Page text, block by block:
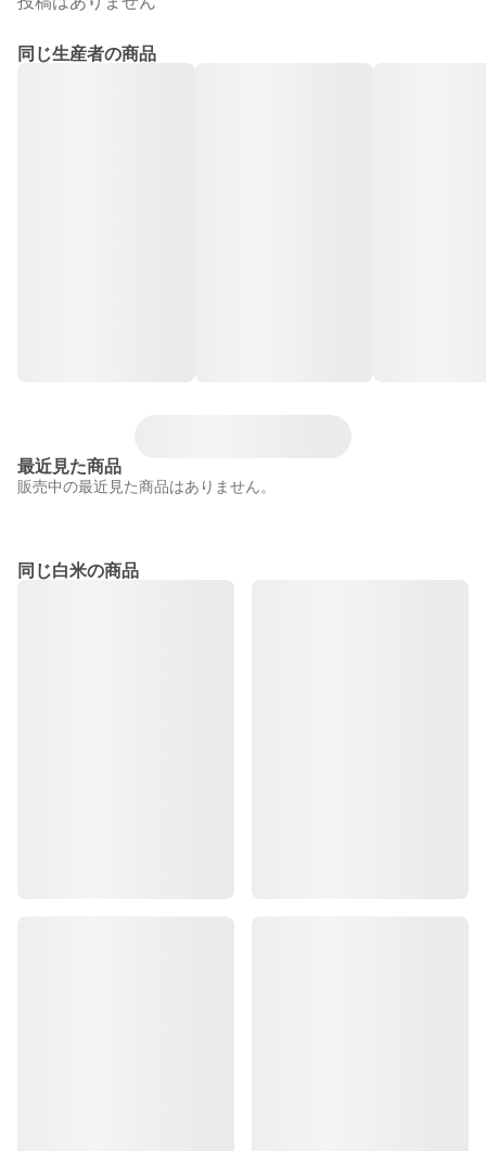
同じ生産者の商品
最近見た商品
販売中の最近見た商品はありません。
同じ白米の商品